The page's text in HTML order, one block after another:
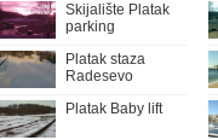
Skijalište Platak
parking
Platak staza
Radesevo
Platak Baby lift